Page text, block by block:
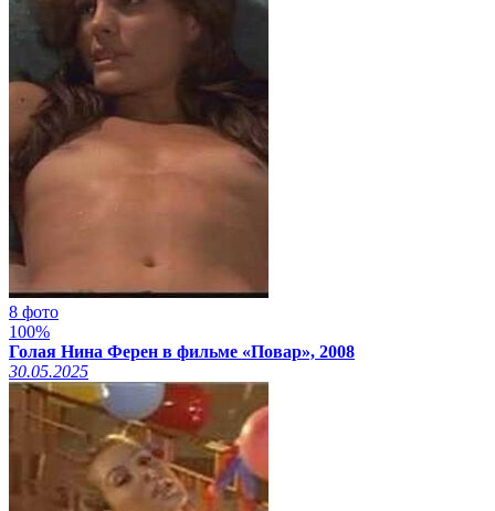
8 фото
100%
Голая Нина Ферен в фильме «Повар», 2008
30.05.2025